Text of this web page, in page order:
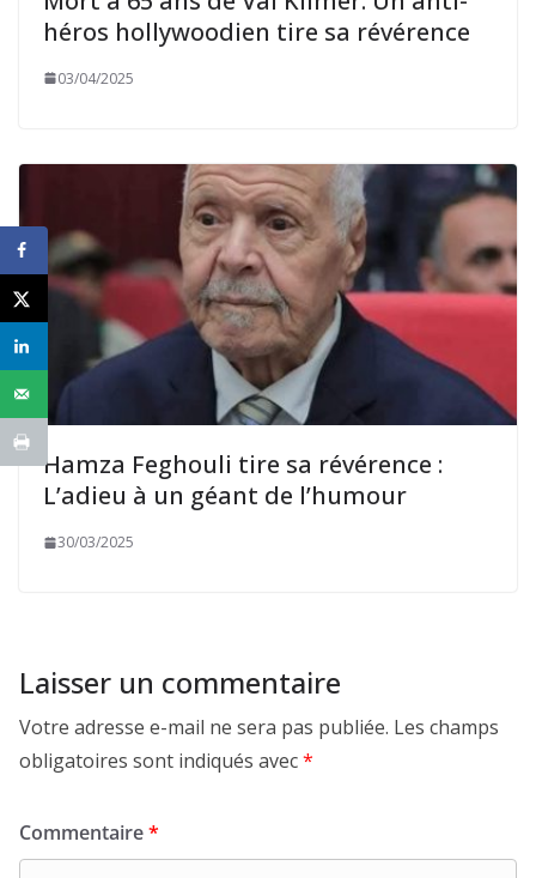
héros hollywoodien tire sa révérence
03/04/2025
Hamza Feghouli tire sa révérence :
L’adieu à un géant de l’humour
30/03/2025
Laisser un commentaire
Votre adresse e-mail ne sera pas publiée. Les champs
obligatoires sont indiqués avec*
Commentaire*